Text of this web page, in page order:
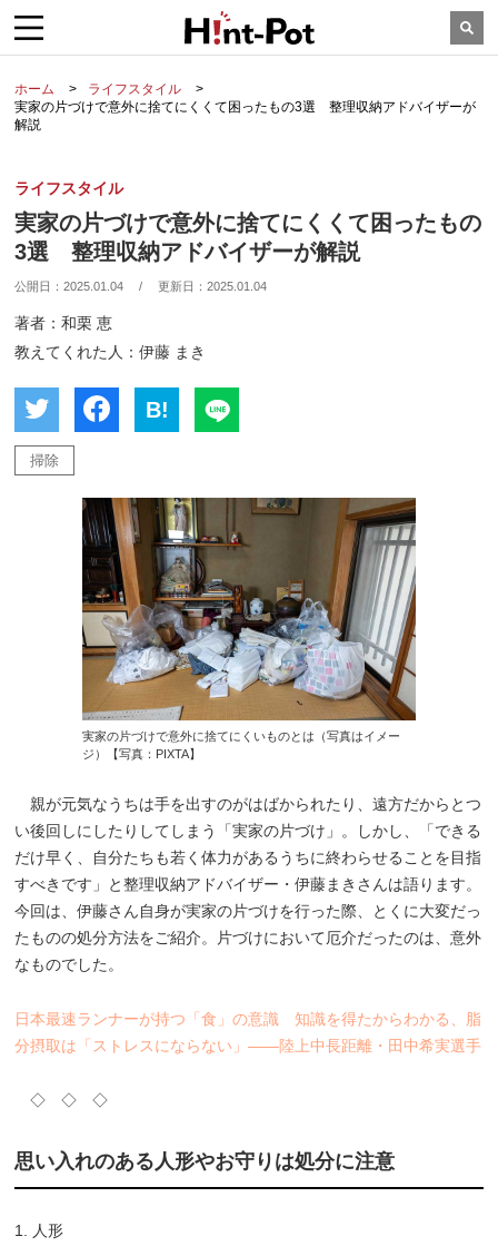
ホーム
ライフスタイル
実家の片づけで意外に捨てにくくて困ったもの3選 整理収納アドバイザーが
解説
ライフスタイル
実家の片づけで意外に捨てにくくて困ったもの
3選 整理収納アドバイザーが解説
公開日：2025.01.04 / 更新日：2025.01.04
著者：和栗 恵
教えてくれた人：伊藤 まき
B!
掃除
実家の片づけで意外に捨てにくいものとは（写真はイメー
ジ）【写真：PIXTA】
親が元気なうちは手を出すのがはばかられたり、遠方だからとつ
い後回しにしたりしてしまう「実家の片づけ」。しかし、「できる
だけ早く、自分たちも若く体力があるうちに終わらせることを目指
すべきです」と整理収納アドバイザー・伊藤まきさんは語ります。
今回は、伊藤さん自身が実家の片づけを行った際、とくに大変だっ
たものの処分方法をご紹介。片づけにおいて厄介だったのは、意外
なものでした。
日本最速ランナーが持つ「食」の意識 知識を得たからわかる、脂
分摂取は「ストレスにならない」――陸上中長距離・田中希実選手
◇ ◇ ◇
思い入れのある人形やお守りは処分に注意
1. 人形